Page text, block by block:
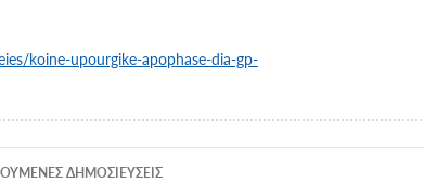
koine-upourgike-apophase-dia-gp-
ΔΗΜΟΣΙΕΎΣΕΙΣ